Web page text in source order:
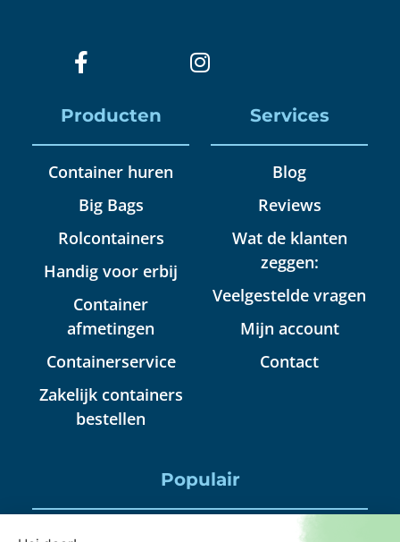
Producten
Container huren
Big Bags
Rolcontainers
Handig voor erbij
Container
afmetingen
Containerservice
Zakelijk containers
bestellen
Services
Blog
Reviews
Wat de klanten
zeggen:
Veelgestelde vragen
Mijn account
Contact
Populair